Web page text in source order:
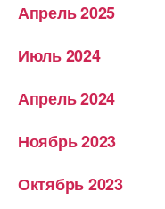
Апрель 2025
Июль 2024
Апрель 2024
Ноябрь 2023
Октябрь 2023